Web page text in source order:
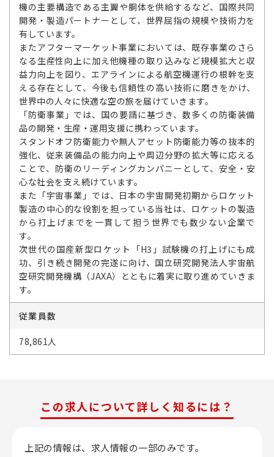
機の主要構造である主翼や胴体を供給するなど、国際共同
開発・製造パートナーとして、世界屈指の規模や技術力を
有しています。
またアフターマーケット事業においては、既存事業のさら
なる生産性向上に加え他機種の取り込みなど規模拡大と収
益力向上を図り、エアラインによる航空機運行の根幹を支
える存在として、今後も信頼性の高い技術に磨きをかけ、
世界中の人々に快適な空の旅を届けていきます。
「防衛事業」では、国の要請に基づき、数多くの防衛装備
品の開発・生産・運用支援に携わっています。
スタンドオフ防衛能力や無人アセット防衛能力等の抜本的
強化、従来装備品の能力向上や周辺分野の拡大等に応える
ことで、防衛のリーディングカンパニーとして、安全・安
心な社会を支え続けています。
また「宇宙事業」では、日本の宇宙開発初期からロケット
製造の中心的な役割を担っている当社は、ロケットの製造
から打上げまでを一貫して担う世界でも数少ない企業で
す。
次世代の国産新型ロケット「H3」試験機の打上げにも成
功、引き続き開発の完遂に向け、国立研究開発法人宇宙航
空研究開発機構（JAXA）とともに着実に取り進めていきま
す。
従業員数
78,861人
この求人について詳しく知るには？
上記の情報は、求人情報の一部のみです。